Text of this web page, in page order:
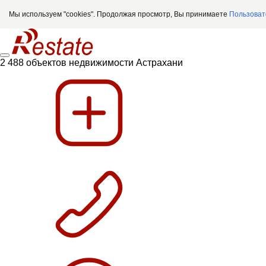
Мы используем "cookies". Продолжая просмотр, Вы принимаете
2 488 объектов недвижимости Астрахани